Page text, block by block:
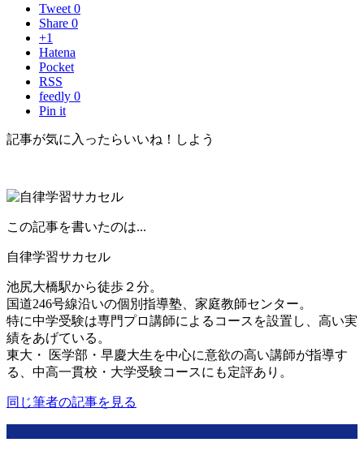
Tweet 0
Share 0
+1
Hatena
Pocket
RSS
feedly 0
Pin it
記事が気に入ったらいいね！しよう
この記事を書いたのは...
自律学習サカセル
池尻大橋駅から徒歩２分。
国道246号線沿いの個別指導塾、家庭教師センター。
特に中学受験は専門プロ講師によるコースを設置し、高い実
績をあげている。
東大・ 医学部・早慶大生を中心に意欲の高い講師が指導す
る、中高一貫校・大学受験コースにも定評あり。
同じ筆者の記事を見る